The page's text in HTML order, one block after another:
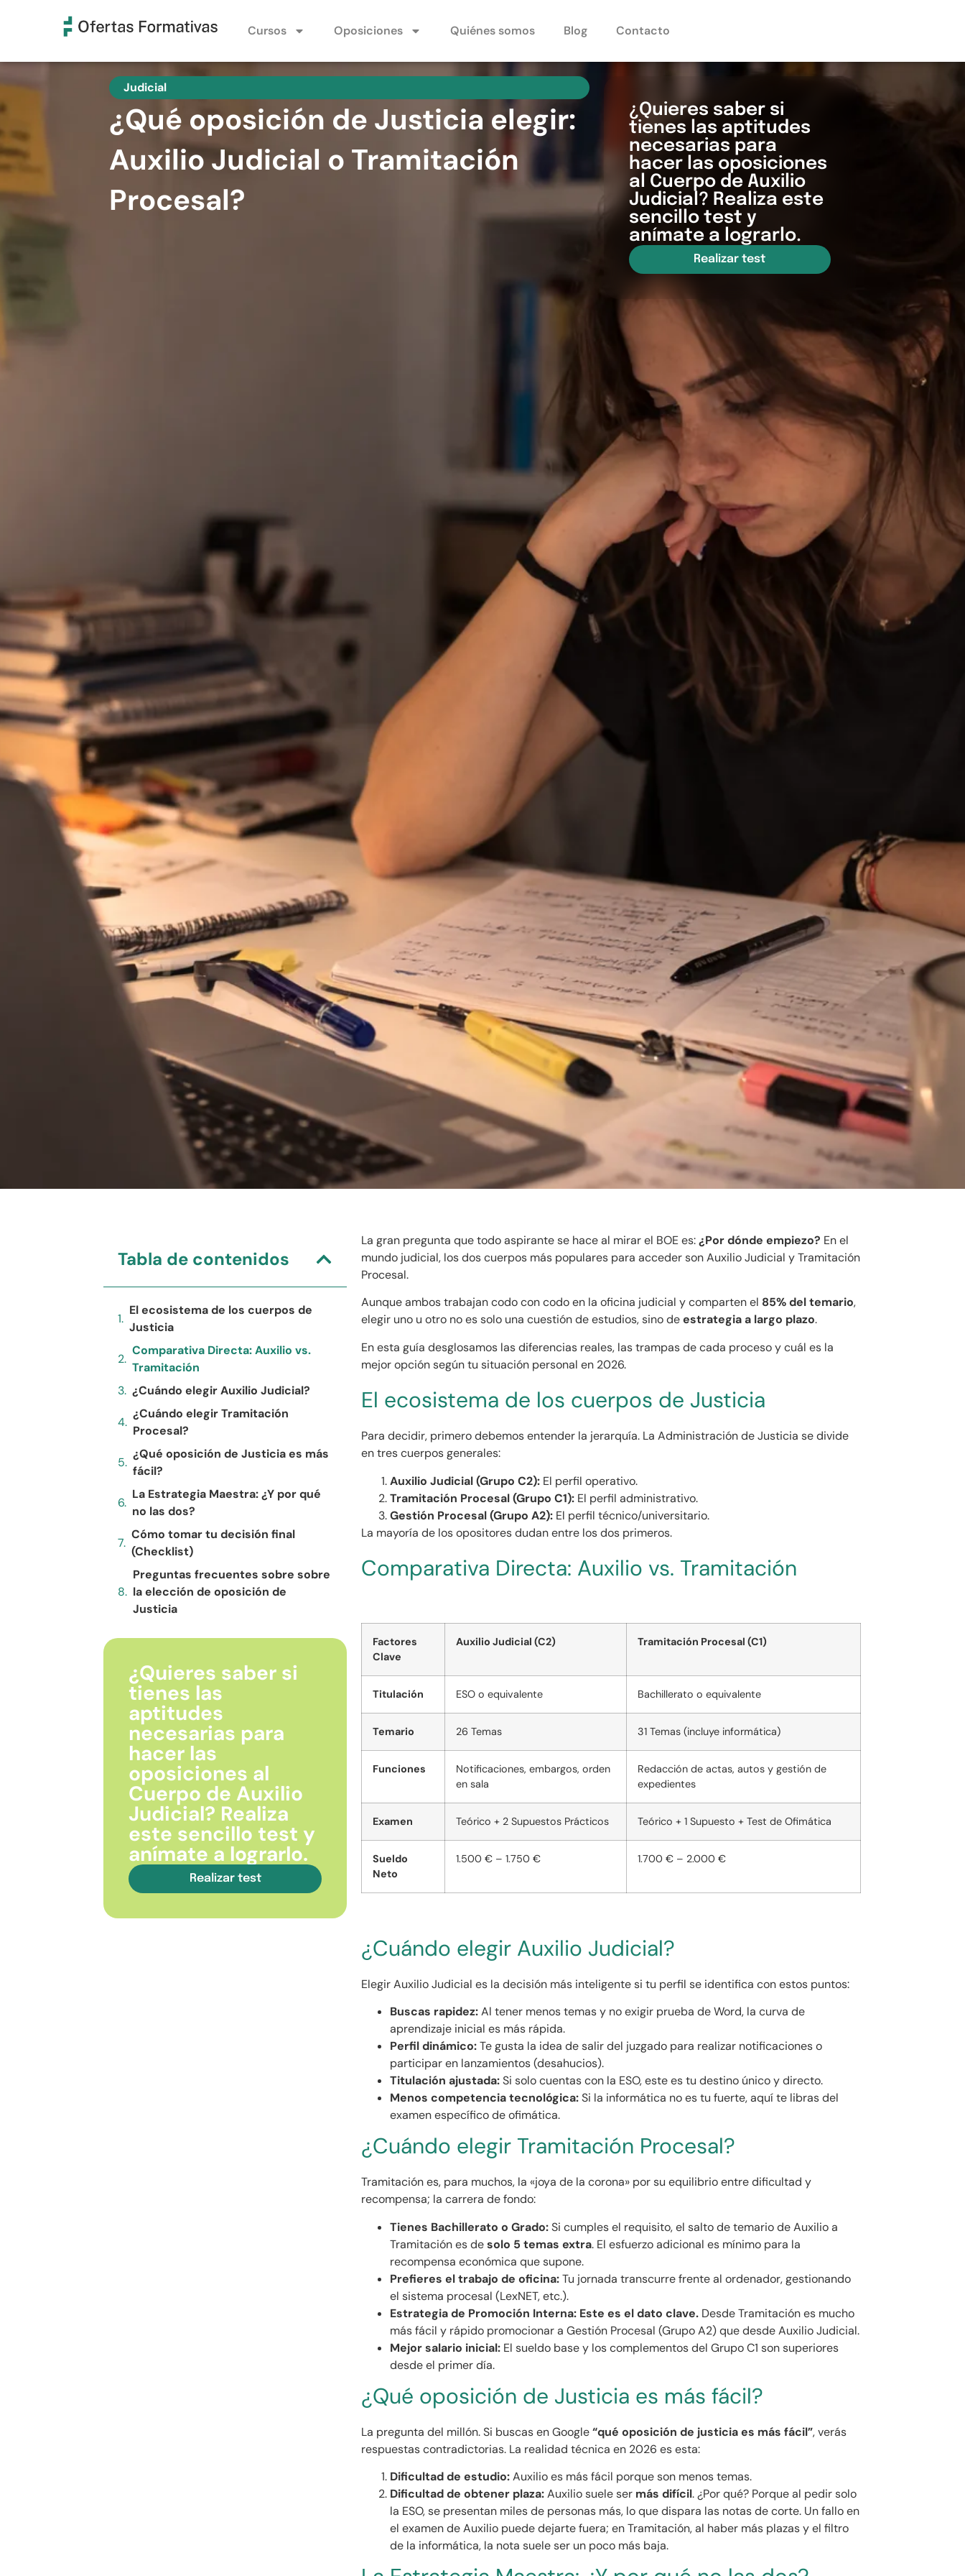
Cursos Oposiciones Quiénes somos Blog Contacto
Judicial
¿Qué oposición de Justicia elegir:
Auxilio Judicial o Tramitación
Procesal?
¿Quieres saber si
tienes las aptitudes
necesarias para
hacer las oposiciones
al Cuerpo de Auxilio
Judicial? Realiza este
sencillo test y
anímate a lograrlo.
Realizar test
Tabla de contenidos
El ecosistema de los cuerpos de
Justicia
Comparativa Directa: Auxilio vs.
Tramitación
¿Cuándo elegir Auxilio Judicial?
¿Cuándo elegir Tramitación
Procesal?
¿Qué oposición de Justicia es más
fácil?
La Estrategia Maestra: ¿Y por qué
no las dos?
Cómo tomar tu decisión final
(Checklist)
Preguntas frecuentes sobre sobre
la elección de oposición de
Justicia
¿Quieres saber si
tienes las
aptitudes
necesarias para
hacer las
oposiciones al
Cuerpo de Auxilio
Judicial? Realiza
este sencillo test y
anímate a lograrlo.
Realizar test
La gran pregunta que todo aspirante se hace al mirar el BOE es:¿Por dónde empiezo? En el
mundo judicial, los dos cuerpos más populares para acceder son Auxilio Judicial y Tramitación
Procesal.
Aunque ambos trabajan codo con codo en la oficina judicial y comparten el 85% del temario,
elegir uno u otro no es solo una cuestión de estudios, sino deestrategia a largo plazo.
En esta guía desglosamos las diferencias reales, las trampas de cada proceso y cuál es la
mejor opción según tu situación personal en 2026.
El ecosistema de los cuerpos de Justicia
Para decidir, primero debemos entender la jerarquía. La Administración de Justicia se divide
en tres cuerpos generales:
Auxilio Judicial (Grupo C2):El perfil operativo.
Tramitación Procesal (Grupo C1):El perfil administrativo.
Gestión Procesal (Grupo A2):El perfil técnico/universitario.
La mayoría de los opositores dudan entre los dos primeros.
Comparativa Directa: Auxilio vs. Tramitación
Factores
Clave
Auxilio Judicial (C2) Tramitación Procesal (C1)
Titulación ESO o equivalente Bachillerato o equivalente
Temario 26 Temas 31 Temas (incluye informática)
Funciones
Notificaciones, embargos, orden
en sala
Redacción de actas, autos y gestión de
expedientes
Examen Teórico + 2 Supuestos Prácticos Teórico + 1 Supuesto + Test de Ofimática
Sueldo
Neto
1.500 € – 1.750 € 1.700 € – 2.000 €
¿Cuándo elegir Auxilio Judicial?
Elegir Auxilio Judicial es la decisión más inteligente si tu perfil se identifica con estos puntos:
Buscas rapidez:Al tener menos temas y no exigir prueba de Word, la curva de
aprendizaje inicial es más rápida.
Perfil dinámico:Te gusta la idea de salir del juzgado para realizar notificaciones o
participar en lanzamientos (desahucios).
Titulación ajustada:Si solo cuentas con la ESO, este es tu destino único y directo.
Menos competencia tecnológica:Si la informática no es tu fuerte, aquí te libras del
examen específico de ofimática.
¿Cuándo elegir Tramitación Procesal?
Tramitación es, para muchos, la «joya de la corona» por su equilibrio entre dificultad y
recompensa; la carrera de fondo:
Tienes Bachillerato o Grado:Si cumples el requisito, el salto de temario de Auxilio a
Tramitación es desolo 5 temas extra. El esfuerzo adicional es mínimo para la
recompensa económica que supone.
Prefieres el trabajo de oficina:Tu jornada transcurre frente al ordenador, gestionando
el sistema procesal (LexNET, etc.).
Estrategia de Promoción Interna: Este es el dato clave.Desde Tramitación es mucho
más fácil y rápido promocionar a Gestión Procesal (Grupo A2) que desde Auxilio Judicial.
Mejor salario inicial:El sueldo base y los complementos del Grupo C1 son superiores
desde el primer día.
¿Qué oposición de Justicia es más fácil?
La pregunta del millón. Si buscas en Google“qué oposición de justicia es más fácil”, verás
respuestas contradictorias. La realidad técnica en 2026 es esta:
Dificultad de estudio:Auxilio es más fácil porque son menos temas.
Dificultad de obtener plaza:Auxilio suele ser más difícil. ¿Por qué? Porque al pedir solo
la ESO, se presentan miles de personas más, lo que dispara las notas de corte. Un fallo en
el examen de Auxilio puede dejarte fuera; en Tramitación, al haber más plazas y el filtro
de la informática, la nota suele ser un poco más baja.